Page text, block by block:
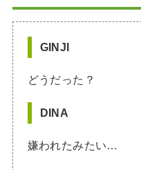
GINJI
どうだった？
DINA
嫌われたみたい…